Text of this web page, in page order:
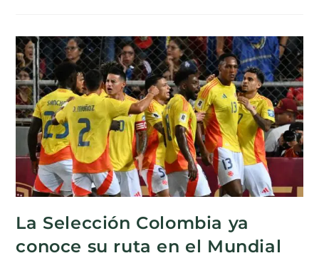
La Selección Colombia ya
conoce su ruta en el Mundial